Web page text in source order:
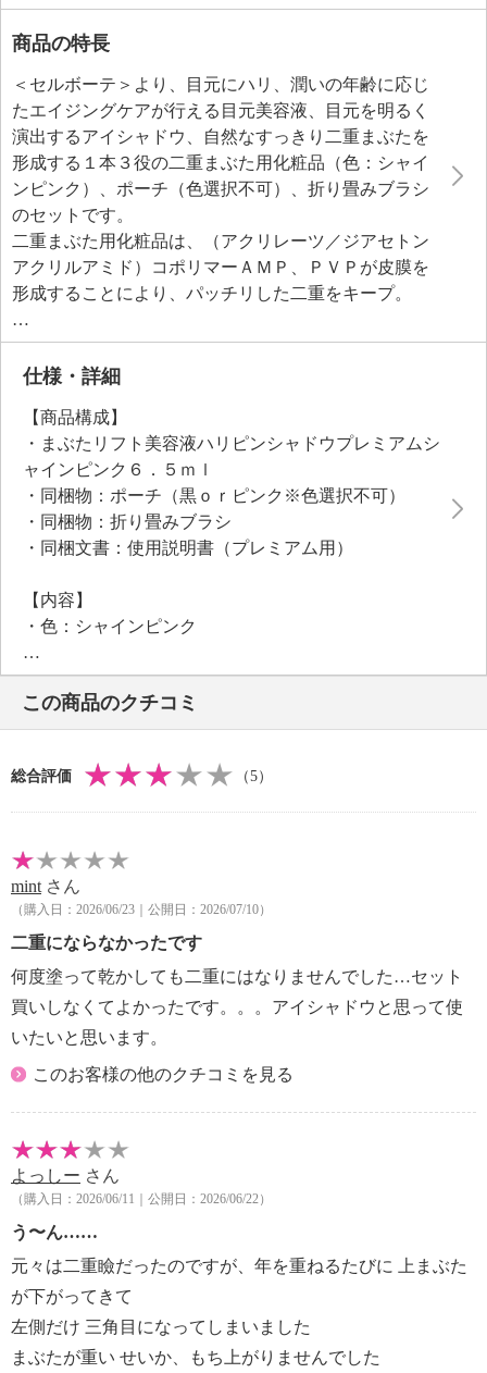
商品の特長
＜セルボーテ＞より、目元にハリ、潤いの年齢に応じ
たエイジングケアが行える目元美容液、目元を明るく
演出するアイシャドウ、自然なすっきり二重まぶたを
形成する１本３役の二重まぶた用化粧品（色：シャイ
ンピンク）、ポーチ（色選択不可）、折り畳みブラシ
のセットです。
二重まぶた用化粧品は、（アクリレーツ／ジアセトン
アクリルアミド）コポリマーＡＭＰ、ＰＶＰが皮膜を
形成することにより、パッチリした二重をキープ。
塗って約１分で乾く速乾性もポイントです。
目元にハリ、潤いを与えるヒト幹細胞用培養液（規定
化細胞培地１９）、３種のヒアルロン酸（ヒアルロン
酸Ｎａ）、フィッシュコラーゲン（加水分解コラーゲ
ン）、ヤグルマギク花エキスといった植物エキスをは
じめ、こだわりの美容成分を５２種類（水を含む）配
合しています。
お湯でらくらくオフできます。
【まぶたリフト美容液 ハリピンシャドウ プレミア
シャインピンク）】
＜配合／無配合表示＞
無香料※香りが無いということではありません、ター
仕様・詳細
【商品構成】
・まぶたリフト美容液ハリピンシャドウプレミアムシ
ャインピンク６．５ｍｌ
・同梱物：ポーチ（黒ｏｒピンク※色選択不可）
・同梱物：折り畳みブラシ
・同梱文書：使用説明書（プレミアム用）
【内容】
・色：シャインピンク
・付属品：Ｙ字スティック
【原産国（地）】
・日本製
この商品のクチコミ
総合評価 （5）
mint さん
（購入日：2026/06/23｜公開日：2026/07/10）
二重にならなかったです
何度塗って乾かしても二重にはなりませんでした…セット
買いしなくてよかったです。。。アイシャドウと思って使
いたいと思います。
このお客様の他のクチコミを見る
よっしー さん
（購入日：2026/06/11｜公開日：2026/06/22）
う〜ん……
元々は二重瞼だったのですが、年を重ねるたびに 上まぶた
が下がってきて
左側だけ 三角目になってしまいました
まぶたが重い せいか、もち上がりませんでした